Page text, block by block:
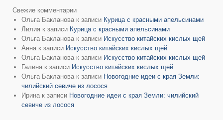
Свежие комментарии
Ольга Бакланова к записи Курица с красными апельсинами
Лилия к записи Курица с красными апельсинами
Ольга Бакланова к записи Искусство китайских кислых щей
Анна к записи Искусство китайских кислых щей
Ольга Бакланова к записи Искусство китайских кислых щей
Галина к записи Искусство китайских кислых щей
Ольга Бакланова к записи Новогодние идеи с края Земли:
чилийский севиче из лосося
Ирина к записи Новогодние идеи с края Земли: чилийский
севиче из лосося